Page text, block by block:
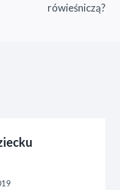
rówieśniczą?